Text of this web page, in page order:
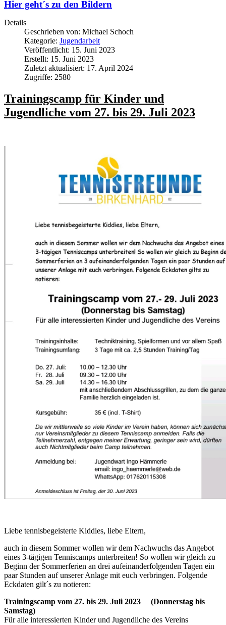
Hier geht´s zu den Bildern
Details
Geschrieben von: Michael Schoch
Kategorie: Jugendarbeit
Veröffentlicht: 15. Juni 2023
Erstellt: 15. Juni 2023
Zuletzt aktualisiert: 17. April 2024
Zugriffe: 2580
Trainingscamp für Kinder und
Jugendliche vom 27. bis 29. Juli 2023
Liebe tennisbegeisterte Kiddies, liebe Eltern,
auch in diesem Sommer wollen wir dem Nachwuchs das Angebot
eines 3-tägigen Tenniscamps unterbreiten! So wollen wir gleich zu
Beginn der Sommerferien an drei aufeinanderfolgenden Tagen ein
paar Stunden auf unserer Anlage mit euch verbringen. Folgende
Eckdaten gilt´s zu notieren:
Trainingscamp vom 27. bis 29. Juli 2023 (Donnerstag bis
Samstag)
Für alle interessierten Kinder und Jugendliche des Vereins